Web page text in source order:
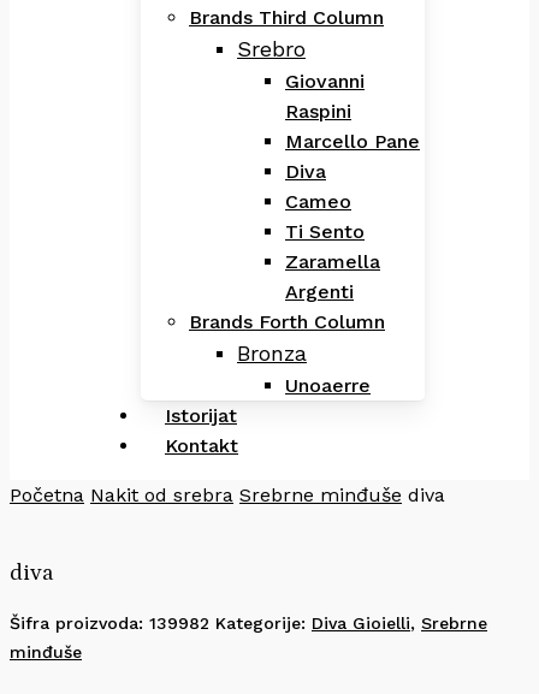
Brands Third Column
Srebro
Giovanni
Raspini
Marcello Pane
Diva
Cameo
Ti Sento
Zaramella
Argenti
Brands Forth Column
Bronza
Unoaerre
Istorijat
Kontakt
Početna Nakit od srebra Srebrne minđuše diva
diva
Šifra proizvoda: 139982 Kategorije: Diva Gioielli, Srebrne
minđuše